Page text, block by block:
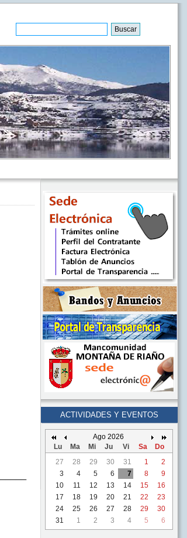
ACTIVIDADES Y EVENTOS
Ago 2026
Lu
Ma Mi Ju Vi Sa
Do
27
28 29 30 31 1
2
3
4 5 6 7 8
9
10
11 12 13 14 15
16
17
18 19 20 21 22
23
24
25 26 27 28 29
30
31
1 2 3 4 5 6